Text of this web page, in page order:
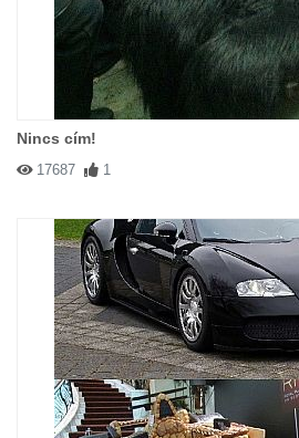
Nincs cím!
17687 1